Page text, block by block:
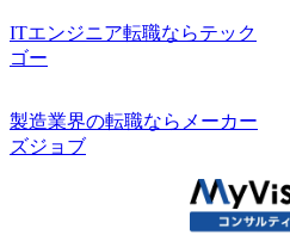
ITエンジニア転職ならテック
ゴー
製造業界の転職ならメーカー
ズジョブ